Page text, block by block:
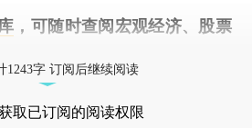
，可随时查阅宏观经济、股票
1243字 订阅后继续阅读
取已订阅的阅读权限